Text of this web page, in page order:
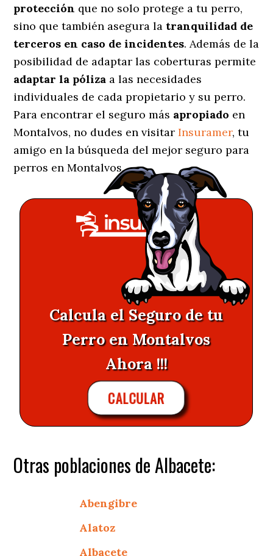
protección que no solo protege a tu perro,
sino que también asegura la tranquilidad de
terceros en caso de incidentes. Además de la
posibilidad de adaptar las coberturas permite
adaptar la póliza a las necesidades
individuales de cada propietario y su perro.
Para encontrar el seguro más apropiado en
Montalvos, no dudes en visitarInsuramer, tu
amigo en la búsqueda del mejor seguro para
perros en Montalvos.
Calcula el Seguro de tu
Perro en Montalvos
Ahora !!!
CALCULAR
Otras poblaciones de Albacete:
Abengibre
Alatoz
Albacete